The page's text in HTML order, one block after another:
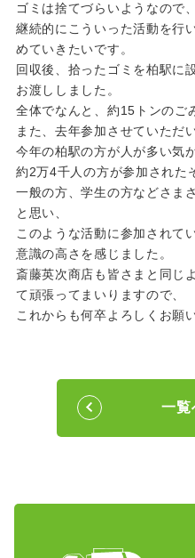
ゴミは捨てづらいようなので、
継続的にこういった活動を行
めていきたいです。
回収後、拾ったゴミを柏駅に
お渡ししました。
全体でなんと、約15トンのご
また、去年参加させていただ
今年の柏駅の方が人が多い気
約2万4千人の方が参加された
一般の方、学生の方などさま
と思い、
このような活動に参加されて
意識の高さを感じました。
斎藤英次商店も皆さまと同じ
て頑張ってまいりますので、
これからも何卒よろしくお願
一覧